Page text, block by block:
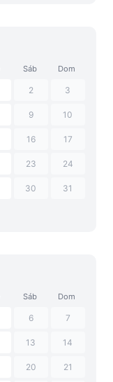
Sáb Dom
2 3
9 10
16 17
23 24
30 31
Sáb Dom
6 7
13 14
20 21